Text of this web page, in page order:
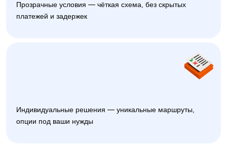
Прозрачные условия — чёткая схема, без скрытых
платежей и задержек
Индивидуальные решения — уникальные маршруты,
опции под ваши нужды